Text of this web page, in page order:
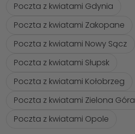
Poczta z kwiatami Gdynia
Poczta z kwiatami Zakopane
Poczta z kwiatami Nowy Sącz
Poczta z kwiatami Słupsk
Poczta z kwiatami Kołobrzeg
Poczta z kwiatami Zielona Góra
Poczta z kwiatami Opole